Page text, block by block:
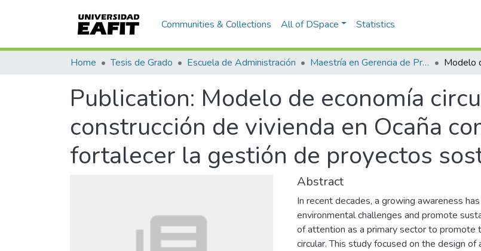
Communities & Collections All of DSpace Statistics
Home Tesis de Grado Escuela de Administración Maestría en Gerencia de Proyectos (Tesis)
Publication: Modelo de economía
construcción de vivienda en Ocaña
fortalecer la gestión de proyectos
Abstract
In recent decades, a growing awareness
environmental challenges and promote
of attention as a primary sector to promote
circular. This study focused on the design